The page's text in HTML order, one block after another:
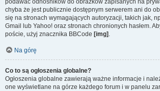
podawać odnośników do obrazków zapisanych na
chyba że jest publicznie dostępnym serwerem ani do
się na stronach wymagających autoryzacji, takich jak,
Gmail lub Yahoo! oraz stronach chronionych hasłem.
poście, użyj znacznika BBCode [img] .
Na górę
Co to są ogłoszenia globalne?
Ogłoszenia globalne zawierają ważne informacje i
one wyświetlane na górze każdego forum i w panelu